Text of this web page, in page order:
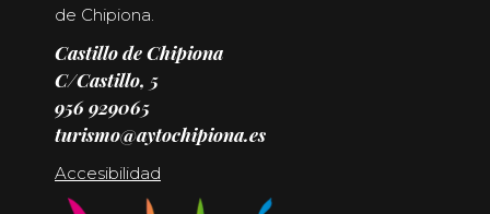
de Chipiona.
Castillo de Chipiona
C/Castillo, 5
956 929065
turismo@aytochipiona.es
Accesibilidad